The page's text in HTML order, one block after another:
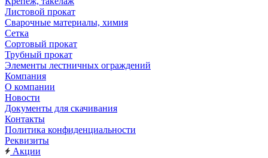
Листовой прокат
Сварочные материалы, химия
Сетка
Сортовый прокат
Трубный прокат
Элементы лестничных ограждений
Компания
О компании
Новости
Документы для скачивания
Контакты
Политика конфиденциальности
Реквизиты
Акции